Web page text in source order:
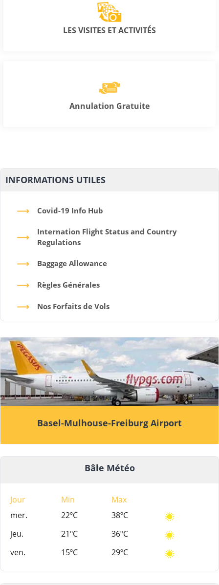
LES VISITES ET ACTIVITÉS
Annulation Gratuite
INFORMATIONS UTILES
Covid-19 Info Hub
Internation Flight Status and Country
Regulations
Baggage Allowance
Règles Générales
Nos Forfaits de Vols
Basel-Mulhouse-Freiburg Airport
Bâle Météo
Jour Min
Max
mer.
22ºC
38ºC
jeu.
21ºC
36ºC
ven.
15ºC 29ºC